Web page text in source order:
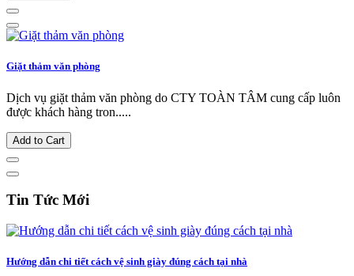
Giặt thảm văn phòng
Dịch vụ giặt thảm văn phòng do CTY TOÀN TÂM cung cấp luôn
được khách hàng tron.....
Add to Cart
Tin Tức Mới
Hướng dẫn chi tiết cách vệ sinh giày đúng cách tại nhà